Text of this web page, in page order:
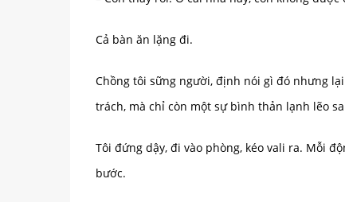
Cả bàn ăn lặng đi.
Chồng tôi sững người, định nói gì đó nhưng
trách, mà chỉ còn một sự bình thản lạnh lẽo
Tôi đứng dậy, đi vào phòng, kéo vali ra. Mỗi
bước.